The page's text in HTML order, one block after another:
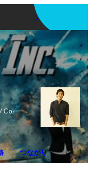
アプリを使う
Co-
つながり